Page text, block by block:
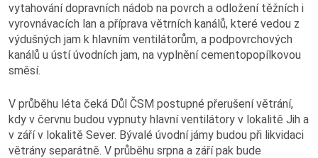
vytahování dopravních nádob na povrch a odložení těžních i
vyrovnávacích lan a příprava větrních kanálů, které vedou z
výdušných jam k hlavním ventilátorům, a podpovrchových
kanálů u ústí úvodních jam, na vyplnění ce­mentopopílkovou
směsí.
V průběhu léta čeká Důl ČSM postupné přerušení větrání,
kdy v červnu budou vypnuty hlavní ventilátory v lokalitě Jih a
v září v lokalitě Sever. Bývalé úvodní jámy budou při likvidaci
větrány separátně. V průběhu srpna a září pak bude